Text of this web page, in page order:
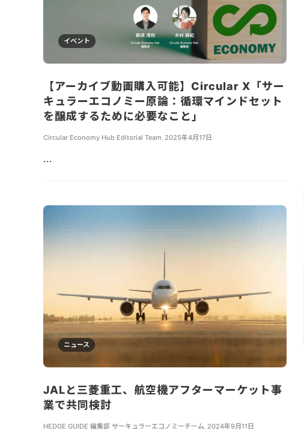
イベント
【アーカイブ動画購入可能】Circular X「サー
キュラーエコノミー原論：循環マインドセット
を醸成するために必要なこと」
Circular Economy Hub Editorial Team 2025年4月17日
...
ニュース
JALと三菱重工、航空機アフターマーケット事
業で共同検討
HEDGE GUIDE 編集部 サーキュラーエコノミーチーム, 2024年9月11日